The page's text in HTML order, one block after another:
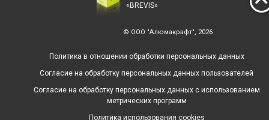
«BREVIS»
© ООО "Алюмакрафт", 2026
Политика в отношении обработки персональных данных
Согласие на обработку персональных данных пользователей
Согласие на обработку персональных данных с использованием
метрических программ
Политика использования cookies